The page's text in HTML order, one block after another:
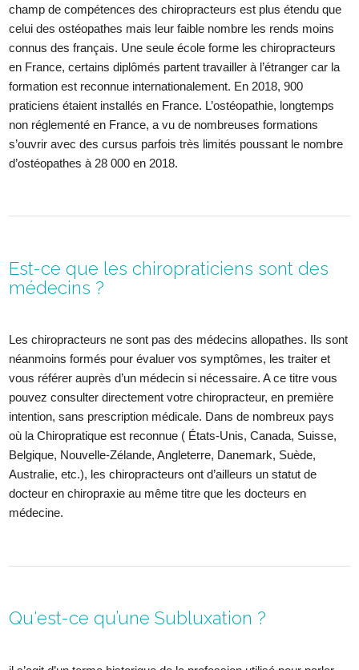
champ de compétences des chiropracteurs est plus étendu que
celui des ostéopathes mais leur faible nombre les rends moins
connus des français. Une seule école forme les chiropracteurs
en France, certains diplômés partent travailler à l’étranger car la
formation est reconnue internationalement. En 2018, 900
praticiens étaient installés en France. L’ostéopathie, longtemps
non réglementé en France, a vu de nombreuses formations
s’ouvrir avec des cursus parfois très limités poussant le nombre
d’ostéopathes à 28 000 en 2018.
Est-ce que les chiropraticiens sont des
médecins ?
Les chiropracteurs ne sont pas des médecins allopathes. Ils sont
néanmoins formés pour évaluer vos symptômes, les traiter et
vous référer auprès d’un médecin si nécessaire. A ce titre vous
pouvez consulter directement votre chiropracteur, en première
intention, sans prescription médicale. Dans de nombreux pays
où la Chiropratique est reconnue ( États-Unis, Canada, Suisse,
Belgique, Nouvelle-Zélande, Angleterre, Danemark, Suède,
Australie, etc.), les chiropracteurs ont d’ailleurs un statut de
docteur en chiropraxie au même titre que les docteurs en
médecine.
Qu‘est-ce qu’une Subluxation ?